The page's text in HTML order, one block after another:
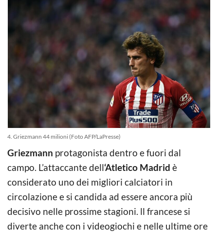
4. Griezmann 44 milioni (Foto AFP/LaPresse)
Griezmann protagonista dentro e fuori dal
campo. L’attaccante dell‘Atletico Madrid è
considerato uno dei migliori calciatori in
circolazione e si candida ad essere ancora più
decisivo nelle prossime stagioni. ll francese si
diverte anche con i videogiochi e nelle ultime ore